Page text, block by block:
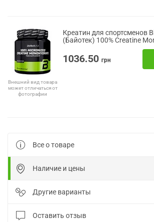
Внешний вид товара
может отличаться от
фотографии
Креатин для спортсменов
(Байотек) 100% Creatine
1036.50 грн
Все о товаре
Наличие и цены
Другие варианты
Оставить отзыв